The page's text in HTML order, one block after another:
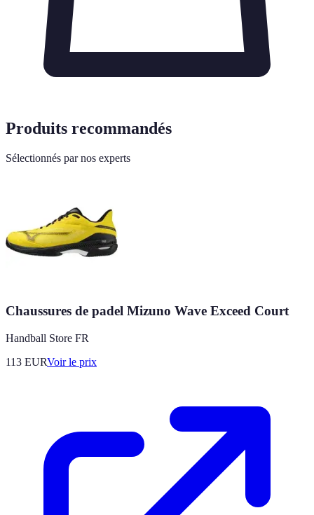
Produits recommandés
Sélectionnés par nos experts
Chaussures de padel Mizuno Wave Exceed Court
Handball Store FR
113 EURVoir le prix